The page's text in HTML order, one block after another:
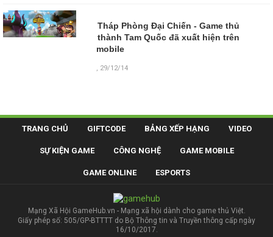
Tháp Phòng Đại Chiến - Game thủ
thành Tam Quốc đã xuất hiện trên
mobile
, 29/12/14
TRANG CHỦ GIFTCODE BẢNG XẾP HẠNG VIDEO
SỰ KIỆN GAME CÔNG NGHỆ GAME MOBILE
GAME ONLINE ESPORTS
Mạng Xã Hội GameHub.vn - Mạng xã hội dành cho game thủ Việt.
Giấy phép số: 505/GP-BTTTT do Bộ Thông tin và Truyền thông cấp ngày
16/10/2017.